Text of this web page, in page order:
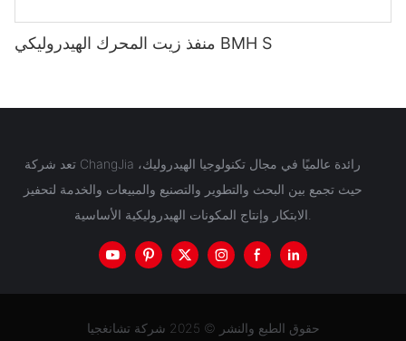
منفذ زيت المحرك الهيدروليكي BMH S
تعد شركة ChangJia رائدة عالميًا في مجال تكنولوجيا الهيدروليك،
حيث تجمع بين البحث والتطوير والتصنيع والمبيعات والخدمة لتحفيز
حقوق الطبع والنشر © 2025 شركة تشانغجيا